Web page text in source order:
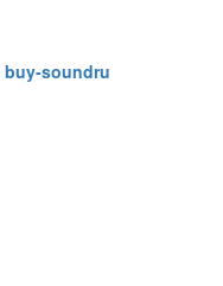
buy-soundru